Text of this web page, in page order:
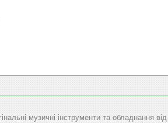
музичні інструменти та